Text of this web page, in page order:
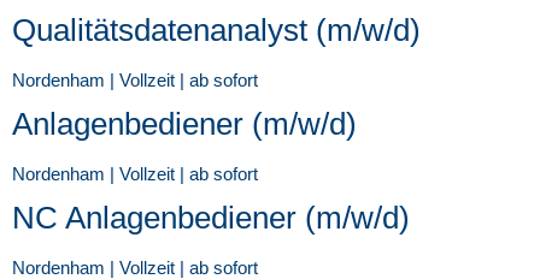
Qualitätsdatenanalyst (m/w/d)
Nordenham | Vollzeit | ab sofort
Anlagenbediener (m/w/d)
Nordenham | Vollzeit | ab sofort
NC Anlagenbediener (m/w/d)
Nordenham | Vollzeit | ab sofort